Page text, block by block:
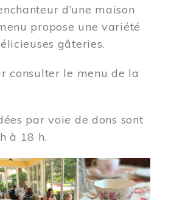
d’une maison
propose une variété
gâteries.
consulter le menu de la
par voie de dons sont
à 18 h.